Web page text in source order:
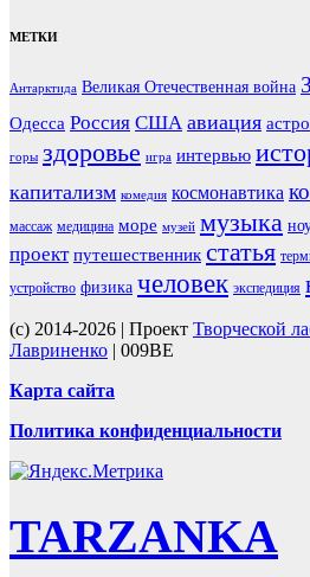
МЕТКИ
Антарктида Великая Отечественная война
Одесса Россия США авиация
горы здоровье игра интервью
капитализм комедия космонавтика
массаж медицина море музей музыка
проект путешественник статья
устройство физика человек экспедиция
(c) 2014-2026 | Проект Творческой
Лавриненко | 009BE
Карта сайта
Политика конфиденциальности
TARZANKA